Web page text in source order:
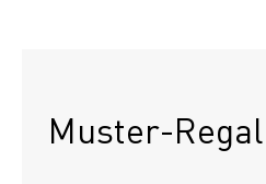
Muster-Regal